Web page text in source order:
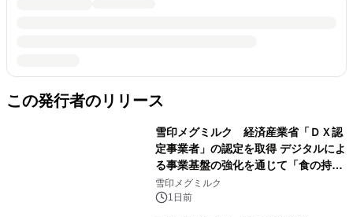
この発行者のリリース
雪印メグミルク 経済産業省「ＤＸ認
定事業者」の認定を取得 デジタルによ
る事業基盤の強化を通じて「食の持続
性」を実現
雪印メグミルク
1日前